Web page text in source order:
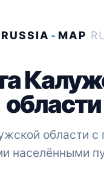
RUSSIA - MAP
области
области с
населёнными